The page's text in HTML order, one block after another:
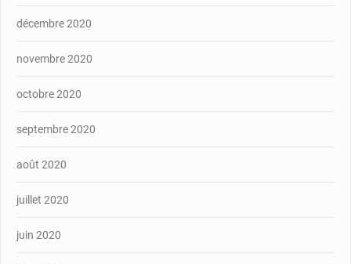
décembre 2020
novembre 2020
octobre 2020
septembre 2020
août 2020
juillet 2020
juin 2020